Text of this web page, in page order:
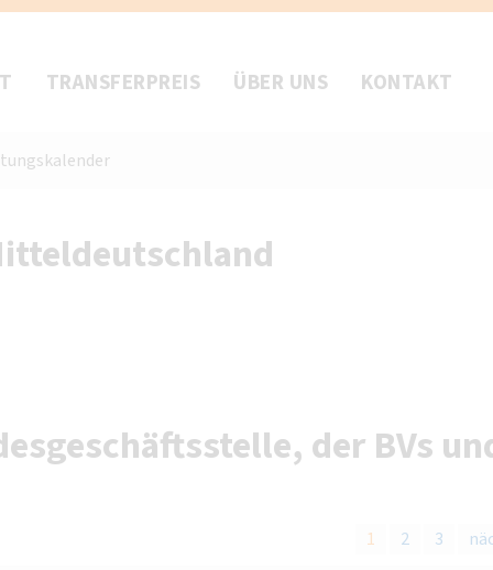
TRANSFERPREIS ÜBER UNS KONTAKT
der BVs
1 2 3